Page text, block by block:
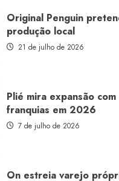
Original Penguin
produção local
21 de julho de 2026
Plié mira expansão
franquias em 2026
7 de julho de 2026
On estreia varejo